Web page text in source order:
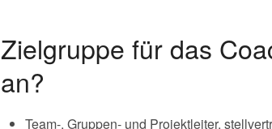
Zielgruppe für das
an?
Team-, Gruppen- und Projektleiter,